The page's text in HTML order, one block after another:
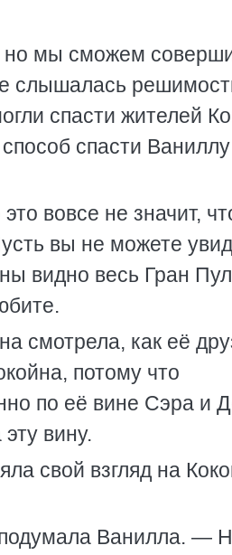
мы сможем
слышалась
спасти жителей
спасти
вовсе не значит,
вы не можете
видно весь Гран
смотрела, как её
потому что
по её вине Сэра и
вину.
свой взгляд на
Ванилла. —